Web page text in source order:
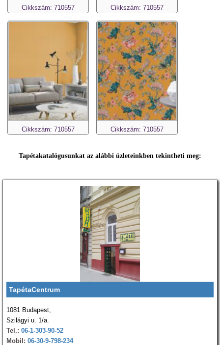
Cikkszám: 710557 Cikkszám: 710557
Cikkszám: 710557 Cikkszám: 710557
Tapétakatalógusunkat az alábbi üzleteinkben tekintheti meg:
TapétaCentrum
1081 Budapest,
Szilágyi u. 1/a.
Tel.: 06-1-303-90-52
Mobil: 06-30-9-798-234